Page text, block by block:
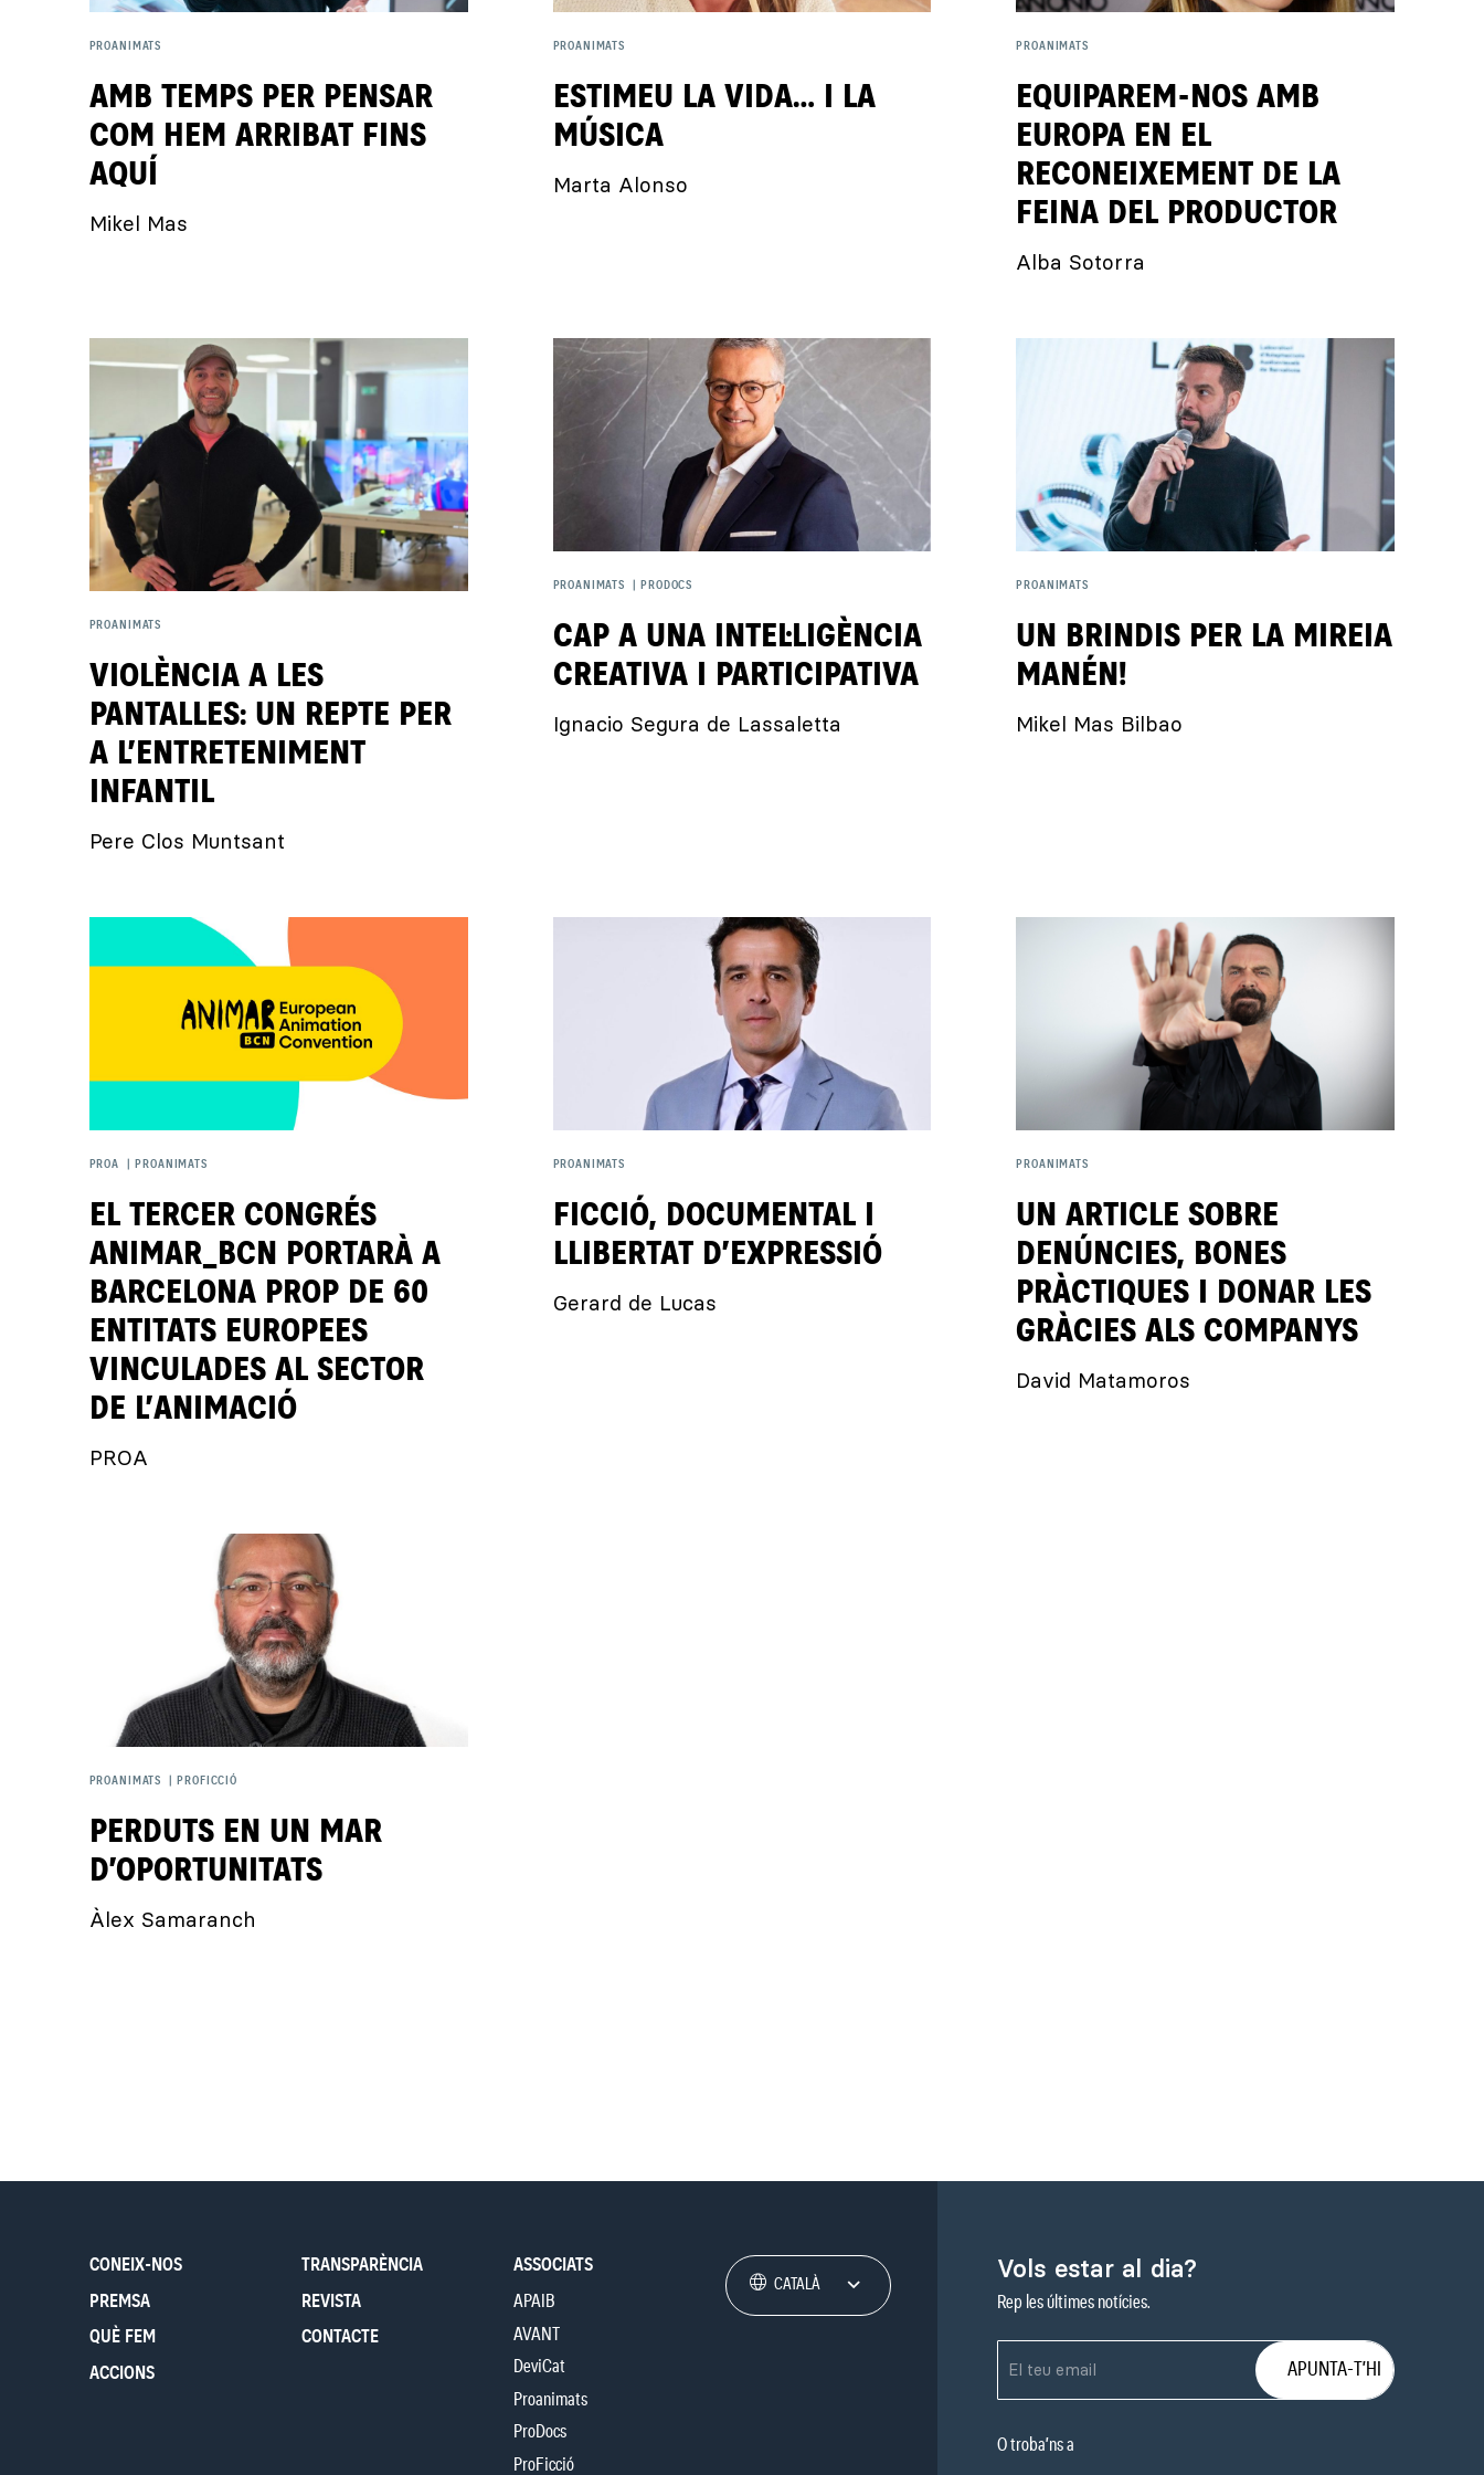
PROANIMATS
AMB TEMPS PER PENSAR
COM HEM ARRIBAT FINS
AQUÍ
Mikel Mas
PROANIMATS
ESTIMEU LA VIDA… I LA
MÚSICA
Marta Alonso
PROANIMATS
EQUIPAREM-NOS AMB
EUROPA EN EL
RECONEIXEMENT DE LA
FEINA DEL PRODUCTOR
Alba Sotorra
PROANIMATS
VIOLÈNCIA A LES
PANTALLES: UN REPTE PER
A L’ENTRETENIMENT
INFANTIL
Pere Clos Muntsant
PROANIMATS PRODOCS
CAP A UNA INTEL·LIGÈNCIA
CREATIVA I PARTICIPATIVA
Ignacio Segura de Lassaletta
PROANIMATS
UN BRINDIS PER LA MIREIA
MANÉN!
Mikel Mas Bilbao
PROA PROANIMATS
EL TERCER CONGRÉS
ANIMAR_BCN PORTARÀ A
BARCELONA PROP DE 60
ENTITATS EUROPEES
VINCULADES AL SECTOR
DE L’ANIMACIÓ
PROA
PROANIMATS
FICCIÓ, DOCUMENTAL I
LLIBERTAT D’EXPRESSIÓ
Gerard de Lucas
PROANIMATS
UN ARTICLE SOBRE
DENÚNCIES, BONES
PRÀCTIQUES I DONAR LES
GRÀCIES ALS COMPANYS
David Matamoros
PROANIMATS PROFICCIÓ
PERDUTS EN UN MAR
D’OPORTUNITATS
Àlex Samaranch
CONEIX-NOS
PREMSA
QUÈ FEM
ACCIONS
TRANSPARÈNCIA
REVISTA
CONTACTE
ASSOCIATS
APAIB
AVANT
DeviCat
Proanimats
ProDocs
ProFicció
CATALÀ
Vols estar al dia?
Rep les últimes notícies.
O troba’ns a